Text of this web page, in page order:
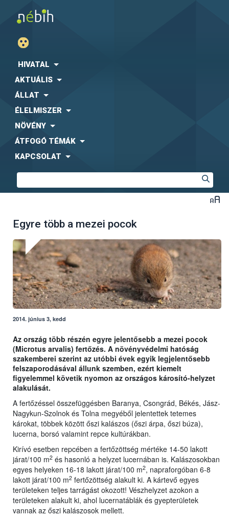
HIVATAL
AKTUÁLIS
ÁLLAT
ÉLELMISZER
NÖVÉNY
ÁTFOGÓ TÉMÁK
KAPCSOLAT
Egyre több a mezei pocok
2014. június 3, kedd
Az ország több részén egyre jelentősebb a mezei pocok
(Microtus arvalis) fertőzés. A növényvédelmi hatóság
szakemberei szerint az utóbbi évek egyik legjelentősebb
felszaporodásával állunk szemben, ezért kiemelt
figyelemmel követik nyomon az országos károsító-helyzet
alakulását.
A fertőzéssel összefüggésben Baranya, Csongrád, Békés, Jász-
Nagykun-Szolnok és Tolna megyéből jelentettek tetemes
károkat, többek között őszi kalászos (őszi árpa, őszi búza),
lucerna, borsó valamint repce kultúrákban.
Kirívó esetben repcében a fertőzöttség mértéke 14-50 lakott
járat/100 m2 és hasonló a helyzet lucernában is. Kalászosokban
egyes helyeken 16-18 lakott járat/100 m2, napraforgóban 6-8
lakott járat/100 m2 fertőzöttség alakult ki. A kártevő egyes
területeken teljes tarrágást okozott! Vészhelyzet azokon a
területeken alakult ki, ahol lucernatáblák és gyepterületek
vannak az őszi kalászosok mellett.